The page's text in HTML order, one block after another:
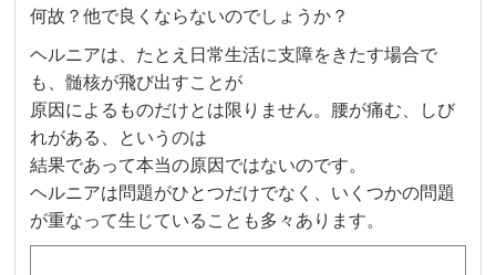
何故？他で良くならないのでしょうか？
ヘルニアは、たとえ日常生活に支障をきたす場合で
も、髄核が飛び出すことが
原因によるものだけとは限りません。腰が痛む、しび
れがある、というのは
結果であって本当の原因ではないのです。
ヘルニアは問題がひとつだけでなく、いくつかの問題
が重なって生じていることも多々あります。